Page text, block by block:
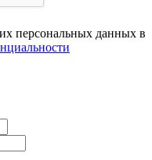
персональных данных в